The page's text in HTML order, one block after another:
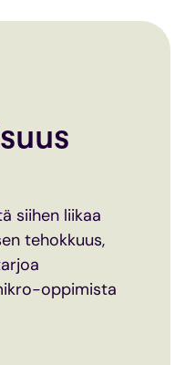
siihen liikaa
tehokkuus,
oppimista